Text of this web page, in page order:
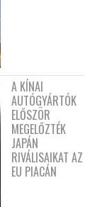
A KÍNAI
AUTÓGYÁRTÓK
ELŐSZÖR
MEGELŐZTÉK
JAPÁN
RIVÁLISAIKAT AZ
EU PIACÁN